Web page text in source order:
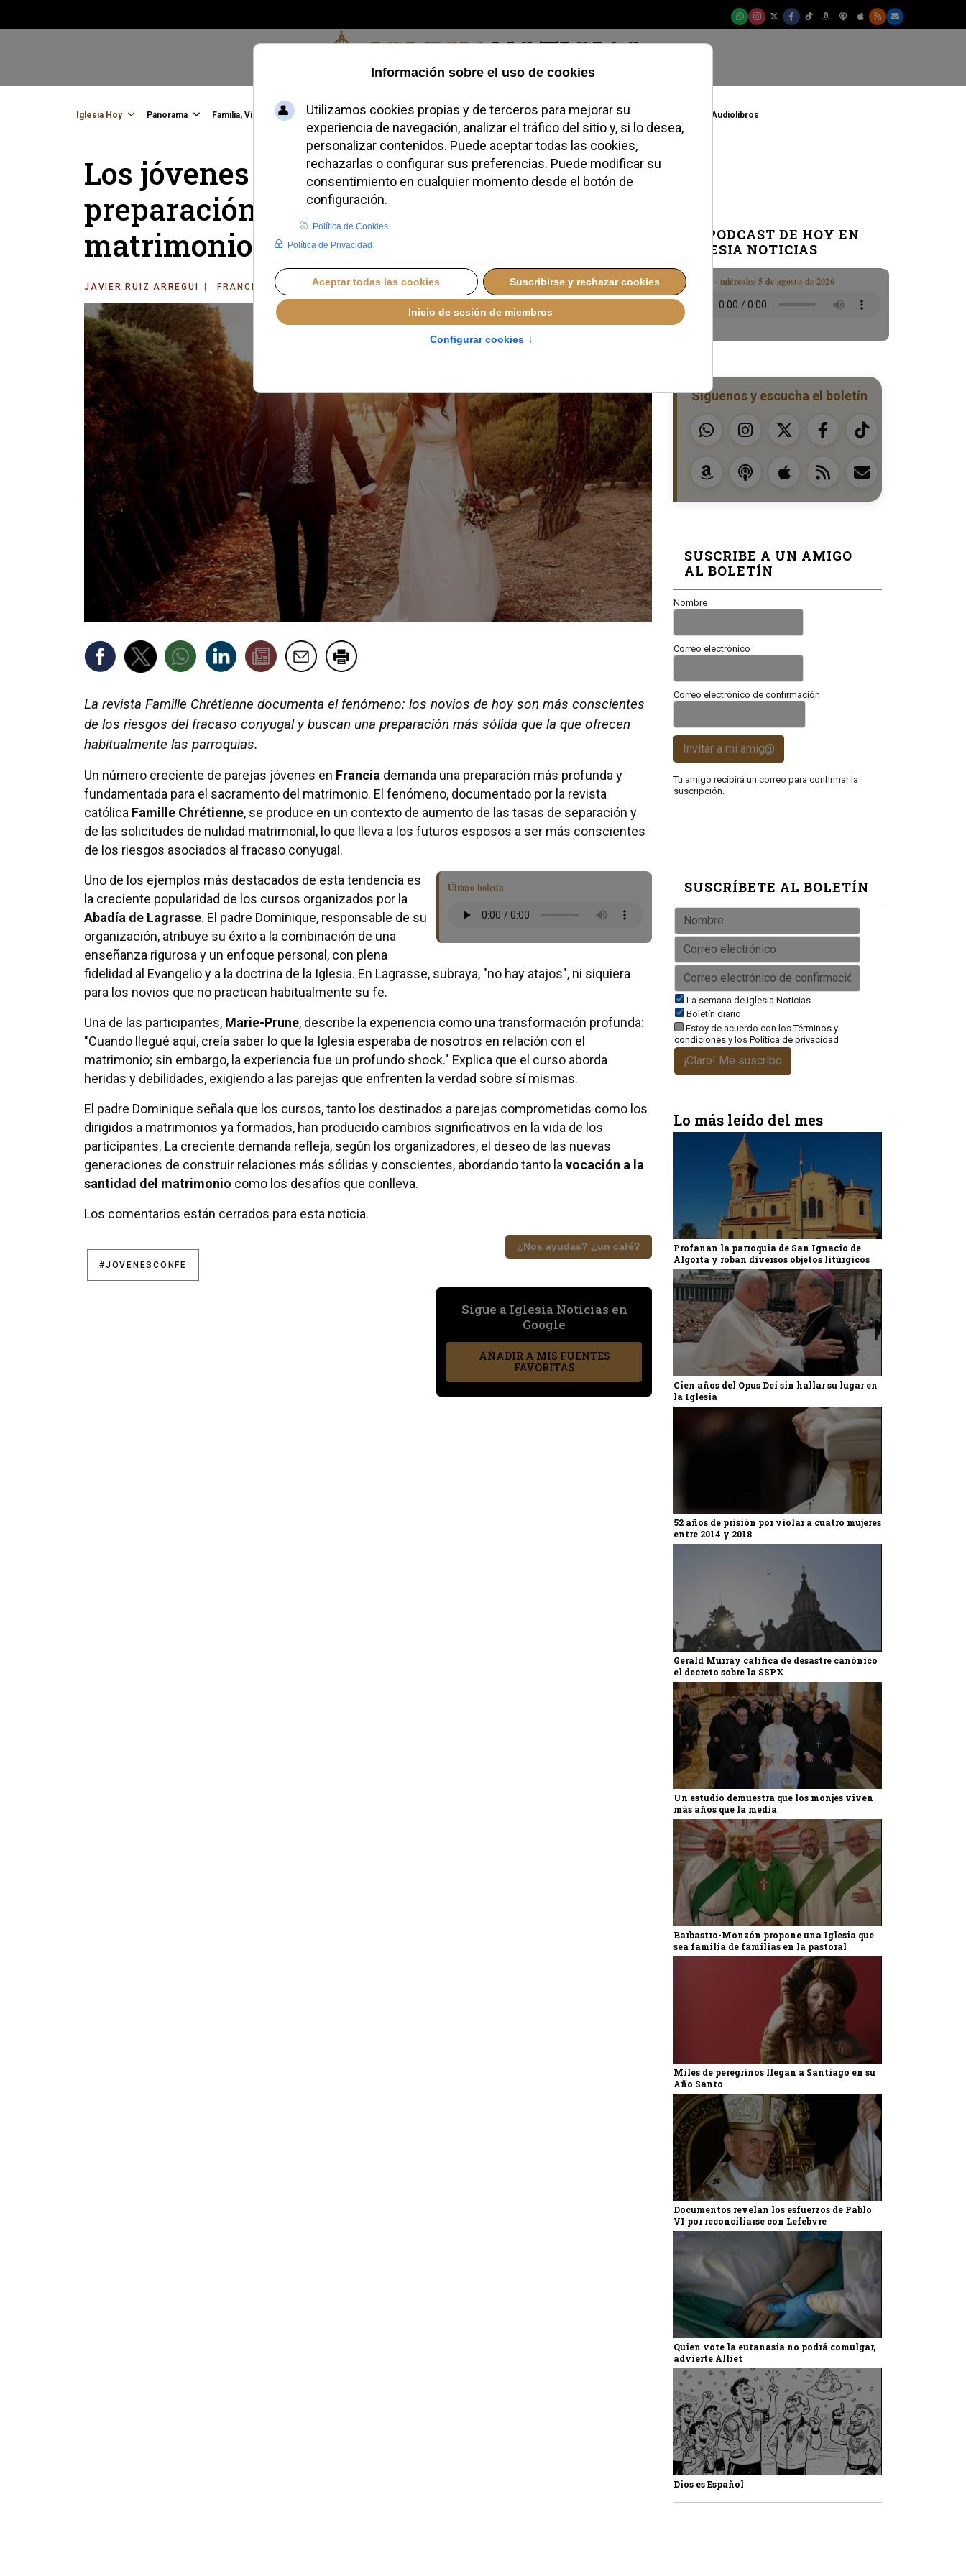
Viernes, 07 de agosto de 2026
Iglesia Hoy Panorama Familia, Vida, Identidad Credofobiómetro Blogs Temas Buscar #JovenesConFe Podcast Audiolibros
Los jóvenes franceses buscan una
preparación más exigente para el
matrimonio católico
JAVIER RUIZ ARREGUI FRANCIA VIERNES, 03 JULIO 2026 19:22
La revista Famille Chrétienne documenta el fenómeno: los novios de hoy son más conscientes
de los riesgos del fracaso conyugal y buscan una preparación más sólida que la que ofrecen
habitualmente las parroquias.
Un número creciente de parejas jóvenes en Francia demanda una preparación más profunda y
fundamentada para el sacramento del matrimonio. El fenómeno, documentado por la revista
católica Famille Chrétienne, se produce en un contexto de aumento de las tasas de separación y
de las solicitudes de nulidad matrimonial, lo que lleva a los futuros esposos a ser más conscientes
de los riesgos asociados al fracaso conyugal.
Último boletín
Uno de los ejemplos más destacados de esta tendencia es
la creciente popularidad de los cursos organizados por la
Abadía de Lagrasse. El padre Dominique, responsable de su
organización, atribuye su éxito a la combinación de una
enseñanza rigurosa y un enfoque personal, con plena
fidelidad al Evangelio y a la doctrina de la Iglesia. En Lagrasse, subraya, "no hay atajos", ni siquiera
para los novios que no practican habitualmente su fe.
Una de las participantes, Marie-Prune, describe la experiencia como una transformación profunda:
"Cuando llegué aquí, creía saber lo que la Iglesia esperaba de nosotros en relación con el
matrimonio; sin embargo, la experiencia fue un profundo shock." Explica que el curso aborda
heridas y debilidades, exigiendo a las parejas que enfrenten la verdad sobre sí mismas.
El padre Dominique señala que los cursos, tanto los destinados a parejas comprometidas como los
dirigidos a matrimonios ya formados, han producido cambios significativos en la vida de los
participantes. La creciente demanda refleja, según los organizadores, el deseo de las nuevas
generaciones de construir relaciones más sólidas y conscientes, abordando tanto lavocación a la
santidad del matrimonio como los desafíos que conlleva.
Los comentarios están cerrados para esta noticia.
¿Nos ayudas? ¿un café?
Sigue a Iglesia Noticias en
Google
AÑADIR A MIS FUENTES
FAVORITAS
#JOVENESCONFE
EL PODCAST DE HOY EN
IGLESIA NOTICIAS
Boletín · miércoles 5 de agosto de 2026
Síguenos y escucha el boletín
SUSCRIBE A UN AMIGO
AL BOLETÍN
Nombre
Correo electrónico
Correo electrónico de confirmación
Invitar a mi amig@
Tu amigo recibirá un correo para confirmar la
suscripción.
SUSCRÍBETE AL BOLETÍN
La semana de Iglesia Noticias
Boletín diario
Estoy de acuerdo con losTérminos y
condiciones y los Política de privacidad
¡Claro! Me suscribo
Lo más leído del mes
Profanan la parroquia de San Ignacio de
Algorta y roban diversos objetos litúrgicos
Cien años del Opus Dei sin hallar su lugar en
la Iglesia
52 años de prisión por violar a cuatro mujeres
entre 2014 y 2018
Gerald Murray califica de desastre canónico
el decreto sobre la SSPX
Un estudio demuestra que los monjes viven
más años que la media
Barbastro-Monzón propone una Iglesia que
sea familia de familias en la pastoral
Miles de peregrinos llegan a Santiago en su
Año Santo
Documentos revelan los esfuerzos de Pablo
VI por reconciliarse con Lefebvre
Quien vote la eutanasia no podrá comulgar,
advierte Alliet
Dios es Español